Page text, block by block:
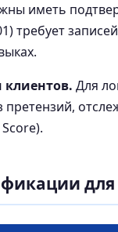
иметь
требует
клиентов. Для